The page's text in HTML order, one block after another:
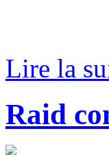
Lire la
Raid